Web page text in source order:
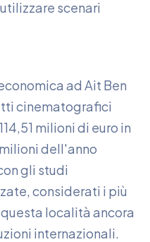
scenari
ad Ait Ben
cinematografici
milioni di euro in
dell'anno
gli studi
considerati i più
località ancora
internazionali.